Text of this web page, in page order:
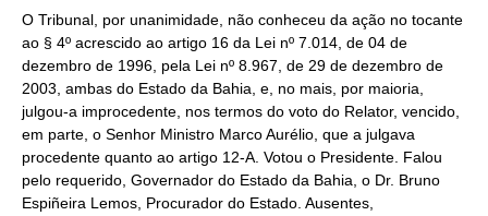
O Tribunal, por unanimidade, não conheceu da ação no tocante
ao § 4º acrescido ao artigo 16 da Lei nº 7.014, de 04 de
dezembro de 1996, pela Lei nº 8.967, de 29 de dezembro de
2003, ambas do Estado da Bahia, e, no mais, por maioria,
julgou-a improcedente, nos termos do voto do Relator, vencido,
em parte, o Senhor Ministro Marco Aurélio, que a julgava
procedente quanto ao artigo 12-A. Votou o Presidente. Falou
pelo requerido, Governador do Estado da Bahia, o Dr. Bruno
Espiñeira Lemos, Procurador do Estado. Ausentes,